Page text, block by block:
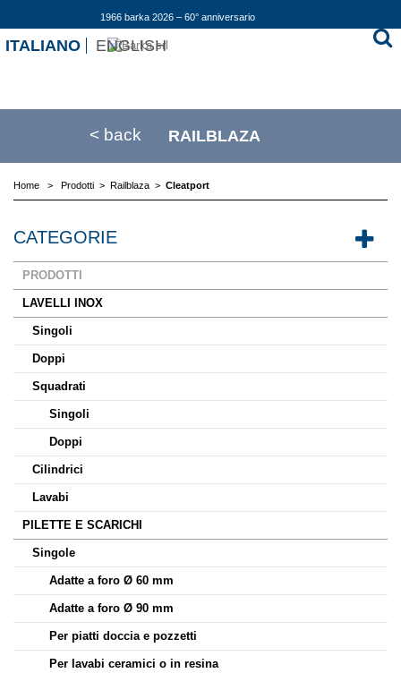
1966 barka 2026 – 60° anniversario
ITALIANO ENGLISH
< back RAILBLAZA
Home > Prodotti > Railblaza > Cleatport
CATEGORIE
PRODOTTI
LAVELLI INOX
Singoli
Doppi
Squadrati
Singoli
Doppi
Cilindrici
Lavabi
PILETTE E SCARICHI
Singole
Adatte a foro Ø 60 mm
Adatte a foro Ø 90 mm
Per piatti doccia e pozzetti
Per lavabi ceramici o in resina